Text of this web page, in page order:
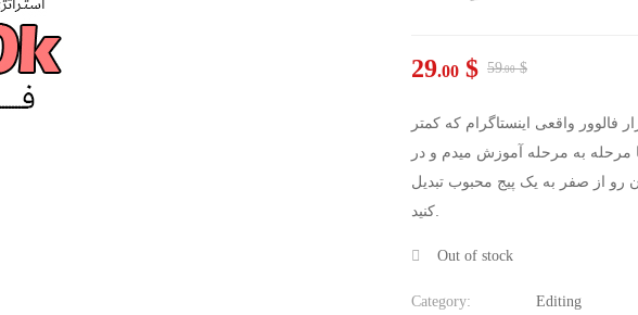
29.00 $ 59.00 $
به استراژی که استفاده کردم برای گرفتن 100 هزار فالوور واقعی اینستاگرام که کمتر
مرحله به مرحله آموزش میدم و در
رو از صفر به یک پیج محبوب تبدیل
کنید.
Out of stock
Category: Editing